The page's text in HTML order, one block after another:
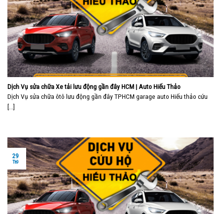
Dịch Vụ sửa chữa Xe tải lưu động gần đây HCM | Auto Hiếu Thảo
Dịch Vụ sửa chữa ôtô lưu động gần đây TPHCM garage auto Hiếu thảo cứu
[...]
29
Th9